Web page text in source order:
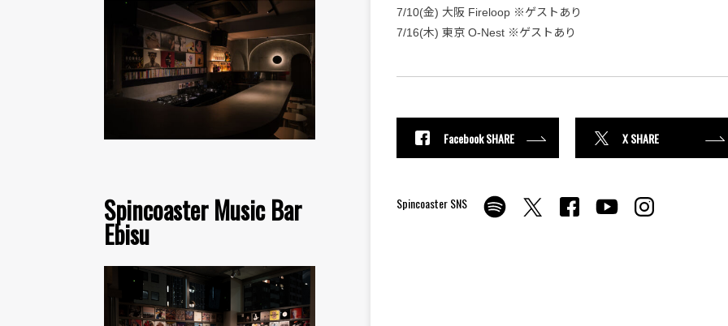
Spincoaster Music Bar
Ebisu
7/10(金) 大阪 Fireloop ※ゲストあり
7/16(木) 東京 O-Nest ※ゲストあり
Facebook SHARE X SHARE
Spincoaster SNS